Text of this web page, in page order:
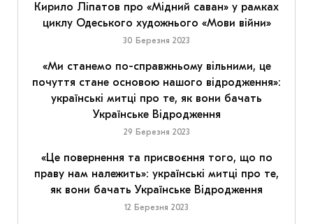
Кирило Ліпатов про «Мідний саван» у рамках
циклу Одеського художнього «Мови війни»
30 Березня 2023
«Ми станемо по-справжньому вільними, це
почуття стане основою нашого відродження»:
українські митці про те, як вони бачать
Українське Відродження
29 Березня 2023
«Це повернення та присвоєння того, що по
праву нам належить»: українські митці про те,
як вони бачать Українське Відродження
12 Березня 2023